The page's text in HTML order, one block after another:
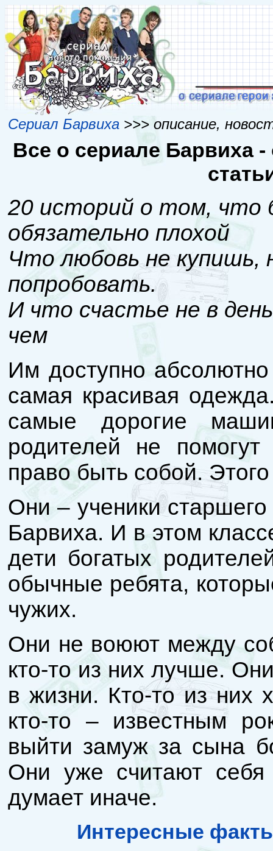
Сериал Барвиха >>> описание,
Все о сериале Барвиха
20 историй о том, что
обязательно плохой
Что любовь не купишь,
попробовать.
И что счастье не в
чем
Им доступно
самая красивая
самые дорогие
родителей не
право быть собой.
Они – ученики
Барвиха. И в этом
дети богатых
обычные ребята,
чужих.
Они не воюют между
кто-то из них лучше.
в жизни. Кто-то из них
кто-то – известным
выйти замуж за сына
Они уже считают
думает иначе.
Интересные